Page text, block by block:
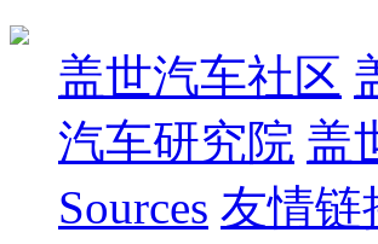
盖世汽车社区
汽车研究院 盖
Sources 友情链